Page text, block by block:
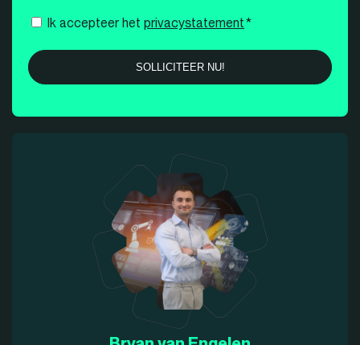
Instemming
Ik accepteer het privacystatement*